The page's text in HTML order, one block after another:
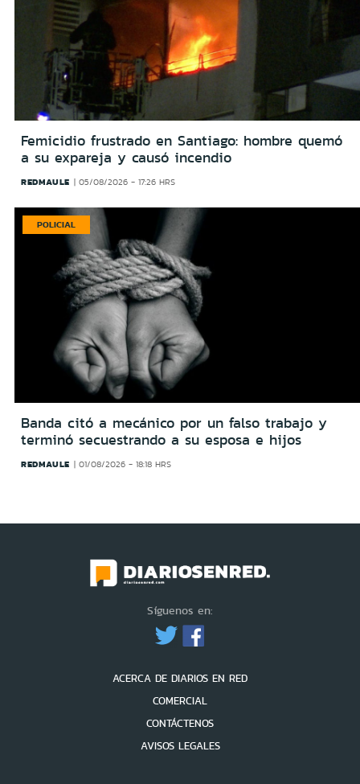
Femicidio frustrado en Santiago: hombre quemó
a su expareja y causó incendio
REDMAULE 05/08/2026 - 17:26 HRS
POLICIAL
Banda citó a mecánico por un falso trabajo y
terminó secuestrando a su esposa e hijos
REDMAULE 01/08/2026 - 18:18 HRS
Síguenos en:
ACERCA DE DIARIOS EN RED
COMERCIAL
CONTÁCTENOS
AVISOS LEGALES